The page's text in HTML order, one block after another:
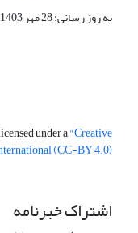
به روز رسانی: 28 مهر 1403
under a"Creative
(CC-BY 4.0)"
اشتراک خبرنامه